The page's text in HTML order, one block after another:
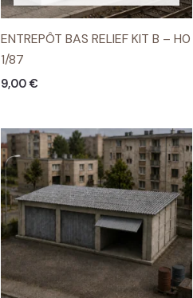
ENTREPÔT BAS RELIEF KIT B – H0
1/87
9,00 €